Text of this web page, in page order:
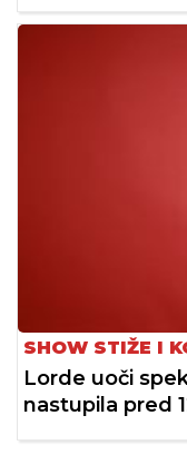
SHOW STIŽE I
Lorde uoči
nastupila pred